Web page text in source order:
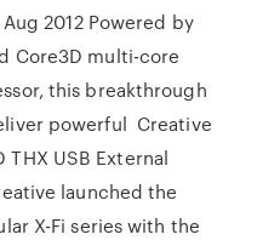
2012 Powered by
Core3D multi-core
this breakthrough
powerful Creative
THX USB External
launched the
X-Fi series with the